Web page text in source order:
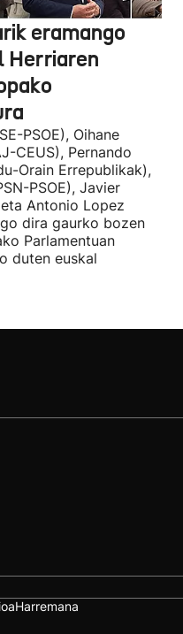
eramango
Herriaren
PSOE), Oihane
CEUS), Pernando
Orain Errepublikak),
PSOE), Javier
Antonio Lopez
dira gaurko bozen
Parlamentuan
duten euskal
Harremana